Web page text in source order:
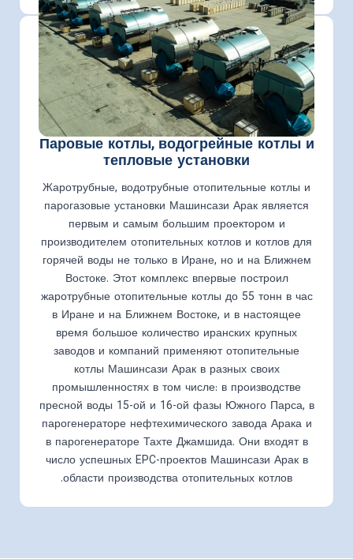
Паровые котлы, водогрейные котлы и
тепловые установки
Жаротрубные, водотрубные отопительные котлы и
парогазовые установки Машинсази Арак является
первым и самым большим проектором и
производителем отопительных котлов и котлов для
горячей воды не только в Иране, но и на Ближнем
Востоке. Этот комплекс впервые построил
жаротрубные отопительные котлы до 55 тонн в час
в Иране и на Ближнем Востоке, и в настоящее
время большое количество иранских крупных
заводов и компаний применяют отопительные
котлы Машинсази Арак в разных своих
промышленностях в том числе: в производстве
пресной воды 15-ой и 16-ой фазы Южного Парса, в
парогенераторе нефтехимического завода Арака и
в парогенераторе Тахте Джамшида. Они входят в
число успешных EPC-проектов Машинсази Арак в
области производства отопительных котлов.